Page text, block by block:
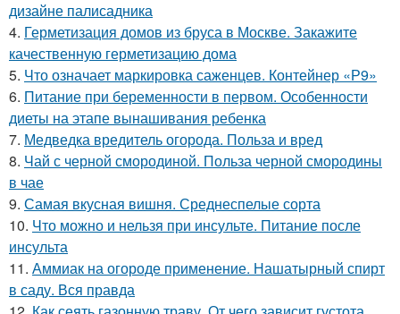
дизайне палисадника
4. Герметизация домов из бруса в Москве. Закажите
качественную герметизацию дома
5. Что означает маркировка саженцев. Контейнер «Р9»
6. Питание при беременности в первом. Особенности
диеты на этапе вынашивания ребенка
7. Медведка вредитель огорода. Польза и вред
8. Чай с черной смородиной. Польза черной смородины
в чае
9. Самая вкусная вишня. Среднеспелые сорта
10. Что можно и нельзя при инсульте. Питание после
инсульта
11. Аммиак на огороде применение. Нашатырный спирт
в саду. Вся правда